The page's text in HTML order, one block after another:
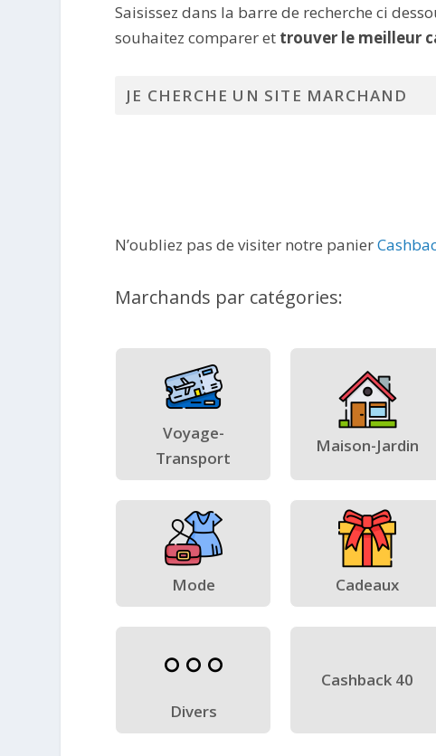
Saisissez dans la barre de recherche ci
souhaitez comparer et trouver le meilleur
N’oubliez pas de visiter notre panier
Marchands par catégories:
Voyage-
Transport
Maison-Jardin
Mode Cadeaux
Divers
Cashback 40